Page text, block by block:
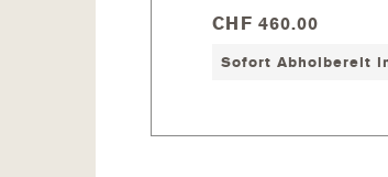
Freie Drehzahl
3 abspeicherbare
Sehr leiser Betrieb
Strom sparen
CHF 460.00
Sofort Abholbereit